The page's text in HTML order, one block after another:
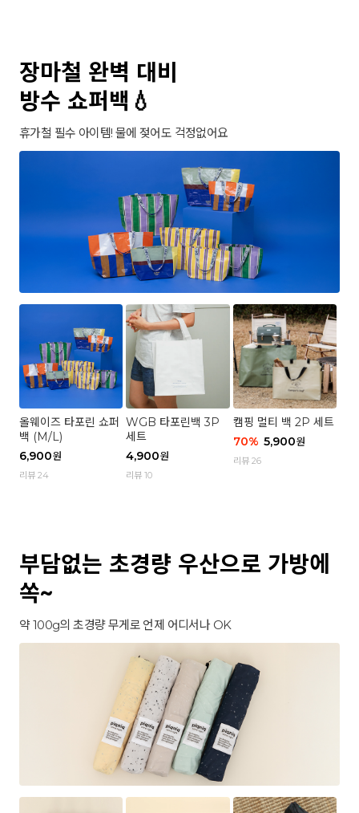
장마철 완벽 대비
방수 쇼퍼백💧
휴가철 필수 아이템! 물에 젖어도 걱정없어요
올웨이즈 타포린 쇼퍼
백 (M/L)
6,900원
리뷰 24
WGB 타포린백 3P
세트
4,900원
리뷰 10
캠핑 멀티 백 2P 세트
70% 5,900원
리뷰 26
부담없는 초경량 우산으로 가방에
쏙~
약 100g의 초경량 무게로 언제 어디서나 OK